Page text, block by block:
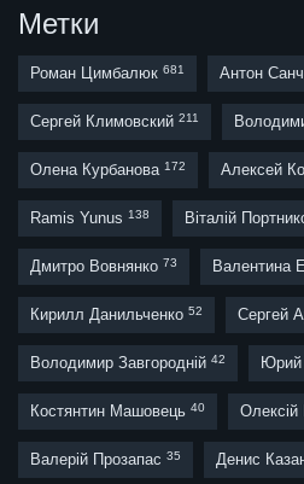
Метки
Роман Цимбалюк 681 Антон
Сергей Климовский 211
Олена Курбанова 172 Алексей
Ramis Yunus 138 Віталій
Дмитро Вовнянко 73 Валентина
Кирилл Данильченко 52 Сергей
Володимир Завгородній 42 Юрий
Костянтин Машовець 40 Олексій
Валерій Прозапас 35 Денис